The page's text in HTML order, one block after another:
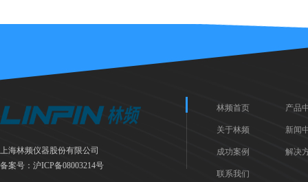
上海林频仪器股份有限公司
备案号： 沪ICP备08003214号
林频首页 产品
关于林频 新闻
成功案例 解决
联系我们